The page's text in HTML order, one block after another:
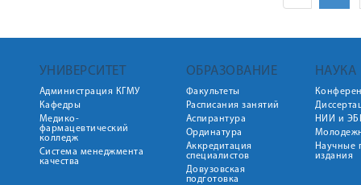
УНИВЕРСИТЕТ
Администрация КГМУ
Кафедры
Медико-
фармацевтический
колледж
Система менеджмента
качества
ОБРАЗОВАНИЕ
Факультеты
Расписания занятий
Аспирантура
Ординатура
Аккредитация
специалистов
Довузовская
подготовка
НАУКА
НИИ и
Научные
издания